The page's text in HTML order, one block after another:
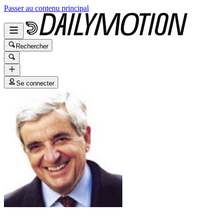
Passer au contenu principal
Rechercher
Se connecter